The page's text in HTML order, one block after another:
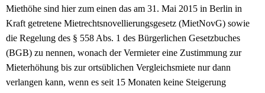
Miethöhe sind hier zum einen das am 31. Mai 2015 in Berlin in
Kraft getretene Mietrechtsnovellierungsgesetz (MietNovG) sowie
die Regelung des § 558 Abs. 1 des Bürgerlichen Gesetzbuches
(BGB) zu nennen, wonach der Vermieter eine Zustimmung zur
Mieterhöhung bis zur ortsüblichen Vergleichsmiete nur dann
verlangen kann, wenn es seit 15 Monaten keine Steigerung